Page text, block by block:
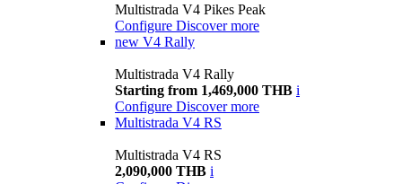
Multistrada V4 Pikes Peak
Configure Discover more
new V4 Rally
Multistrada V4 Rally
Starting from 1,469,000 THB i
Configure Discover more
Multistrada V4 RS
Multistrada V4 RS
2,090,000 THB i